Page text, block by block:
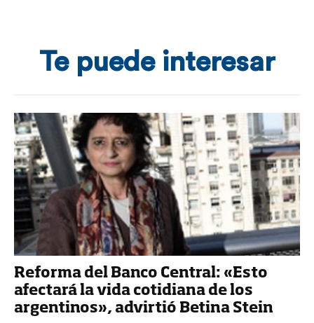
Te puede interesar
Reforma del Banco Central: «Esto
afectará la vida cotidiana de los
argentinos», advirtió Betina Stein